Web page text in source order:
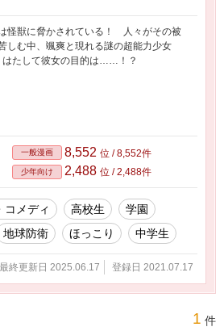
怪獣に脅かされている！ 人々がその被
しむ中、颯爽と現れる謎の超能力少女
たして彼女の目的は……！？
一般漫画 8,552 位 / 8,552件
少年向け 2,488 位 / 2,488件
コメディ 高校生
学園
地球防衛 ほっこり 中学生
最終更新日 2025.06.17 登録日 2021.07.17
1 件